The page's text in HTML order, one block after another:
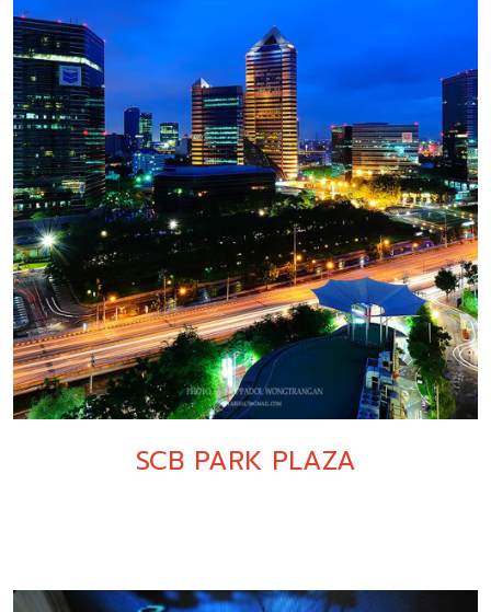
SCB PARK PLAZA